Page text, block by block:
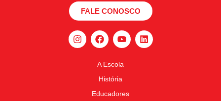
FALE CONOSCO
A Escola
História
Educadores